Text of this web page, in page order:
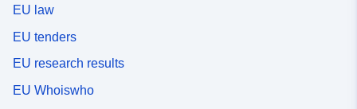
EU law
EU tenders
EU research results
EU Whoiswho